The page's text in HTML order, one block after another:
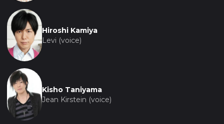
Hiroshi Kamiya
Levi (voice)
Kisho Taniyama
Jean Kirstein (voice)